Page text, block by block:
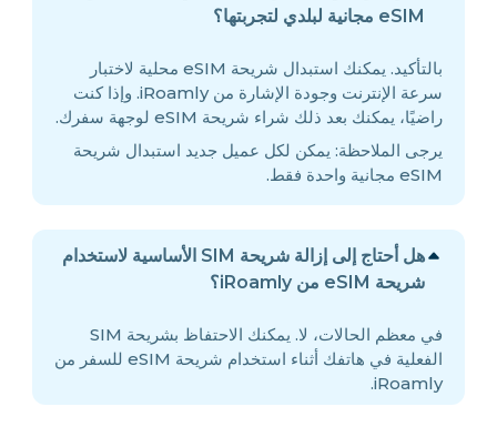
eSIM مجانية لبلدي لتجربتها؟
بالتأكيد. يمكنك استبدال شريحة eSIM محلية لاختبار
سرعة الإنترنت وجودة الإشارة من iRoamly. وإذا كنت
راضيًا، يمكنك بعد ذلك شراء شريحة eSIM لوجهة سفرك.
يرجى الملاحظة: يمكن لكل عميل جديد استبدال شريحة
eSIM مجانية واحدة فقط.
هل أحتاج إلى إزالة شريحة SIM الأساسية لاستخدام
شريحة eSIM من iRoamly؟
في معظم الحالات، لا. يمكنك الاحتفاظ بشريحة SIM
الفعلية في هاتفك أثناء استخدام شريحة eSIM للسفر من
iRoamly.